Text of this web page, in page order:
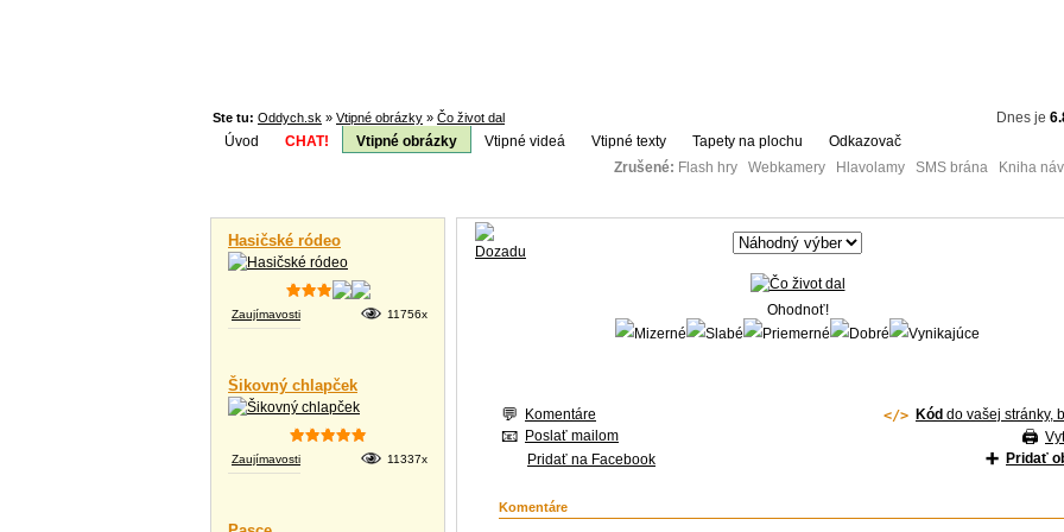
Ste tu: Oddych.sk » Vtipné obrázky » Čo život dal Dnes je
Úvod
CHAT! Vtipné obrázky Vtipné videá Vtipné texty Tapety na plochu
Odkazovač
Zrušené: Flash hry Webkamery Hlavolamy SMS brána Kniha
Hasičské ródeo
Zaujímavosti 11756x
Šikovný chlapček
Zaujímavosti 11337x
Ohodnoť!
Komentáre
Poslať mailom
Pridať na Facebook
Kód do vašej stránky,
Pridať
Komentáre